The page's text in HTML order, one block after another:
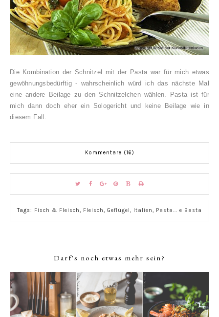
Die Kombination der Schnitzel mit der Pasta war für mich etwas
gewöhnungsbedürftig - wahrscheinlich würd ich das nächste Mal
eine andere Beilage zu den Schnitzelchen wählen. Pasta ist für
mich dann doch eher ein Sologericht und keine Beilage wie in
diesem Fall.
Kommentare (16)
Tags: Fisch & Fleisch, Fleisch, Geflügel, Italien, Pasta... e Basta
Darf's noch etwas mehr sein?